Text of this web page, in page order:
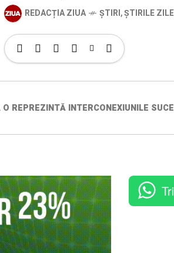
REDACȚIA ZIUA ȘTIRI,ȘTIRILE
REPREZINTĂ INTERCONEXIUNILE